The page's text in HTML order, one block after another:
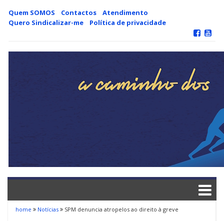
Skip
content
Quem SOMOS Contactos
Atendimento
Quero Sindicalizar-me
Política de privacidade
home Notícias SPM denuncia atropelos ao direito à greve